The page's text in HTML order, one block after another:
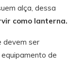
alça, dessa
como lanterna.
devem ser
de